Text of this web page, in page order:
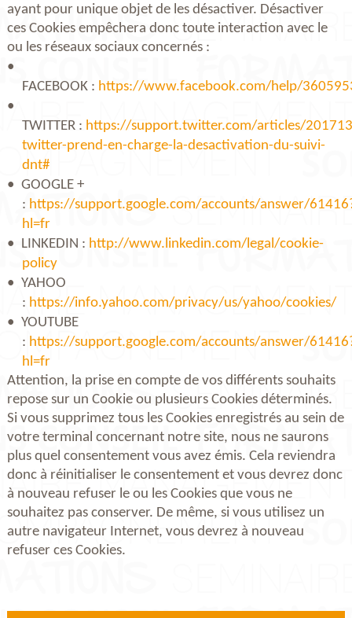
ayant pour unique objet de les désactiver. Désactiver
ces Cookies empêchera donc toute interaction avec le
ou les réseaux sociaux concernés :
FACEBOOK : https://www.facebook.com/help/
TWITTER : https://support.twitter.com/articles/
twitter-prend-en-charge-la-desactivation-du-suivi-
dnt#
GOOGLE +
: https://support.google.com/accounts/answer/
hl=fr
LINKEDIN : http://www.linkedin.com/legal/cookie-
policy
YAHOO
: https://info.yahoo.com/privacy/us/yahoo/cookies/
YOUTUBE
: https://support.google.com/accounts/answer/
hl=fr
Attention, la prise en compte de vos différents souhaits
repose sur un Cookie ou plusieurs Cookies déterminés.
Si vous supprimez tous les Cookies enregistrés au sein de
votre terminal concernant notre site, nous ne saurons
plus quel consentement vous avez émis. Cela reviendra
donc à réinitialiser le consentement et vous devrez donc
à nouveau refuser le ou les Cookies que vous ne
souhaitez pas conserver. De même, si vous utilisez un
autre navigateur Internet, vous devrez à nouveau
refuser ces Cookies.